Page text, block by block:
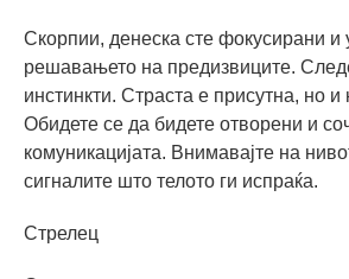
Скорпии, денеска сте фокусирани
решавањето на предизвиците.
инстинкти. Страста е присутна, но и
Обидете се да бидете отворени и
комуникацијата. Внимавајте на
сигналите што телото ги испраќа.
Стрелец